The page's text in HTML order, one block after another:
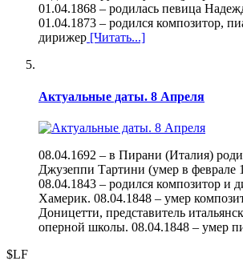
01.04.1868 – родилась певица
01.04.1873 – pодился композитоp,
дирижер [Читать...]
Актуальные даты. 8 Апреля
08.04.1692 – в Пирани (Италия)
Джузеппи Тартини (умер в феврале
08.04.1843 – родился композитор и
Хамерик. 08.04.1848 – умер
Доницетти, представитель
оперной школы. 08.04.1848 – умер
$LF